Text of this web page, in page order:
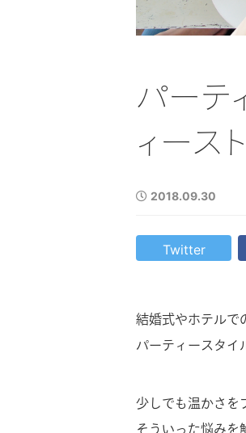
パーテ
ィース
2018.09.30
Twitter
結婚式やホテルで
パーティースタイ
少しでも温かさを
そういった悩みを
2023.12.06
方やお